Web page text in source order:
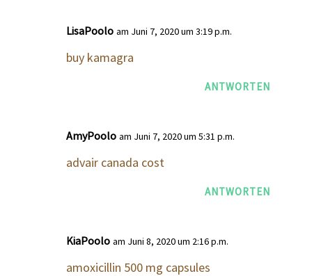
LisaPoolo am Juni 7, 2020 um 3:19 p.m.
buy kamagra
ANTWORTEN
AmyPoolo am Juni 7, 2020 um 5:31 p.m.
advair canada cost
ANTWORTEN
KiaPoolo am Juni 8, 2020 um 2:16 p.m.
amoxicillin 500 mg capsules